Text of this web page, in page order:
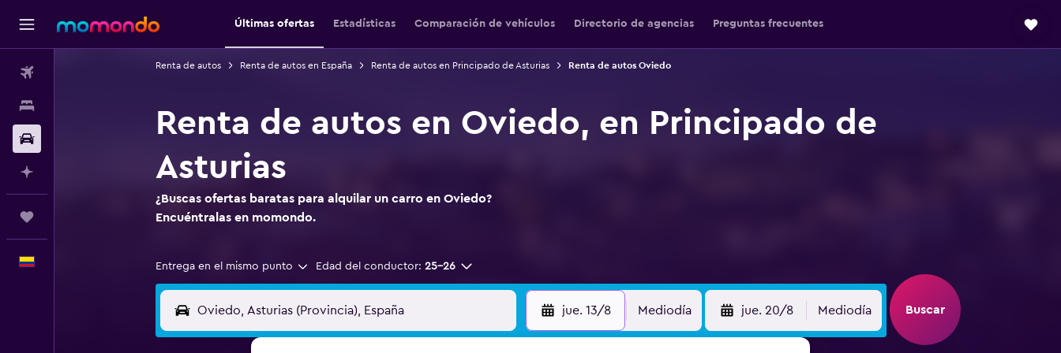
Últimas ofertas Estadísticas Comparación de vehículos Directorio de agencias Preguntas frecuentes
Renta de autos Renta de autos en España Renta de autos en Principado de Asturias Renta de autos Oviedo
Renta de autos en Oviedo, en Principado de
Asturias
¿Buscas ofertas baratas para alquilar un carro en Oviedo?
Encuéntralas en momondo.
Entrega en el mismo punto Edad del conductor: 25-26
jue. 13/8 Mediodía jue. 20/8 Mediodía Buscar